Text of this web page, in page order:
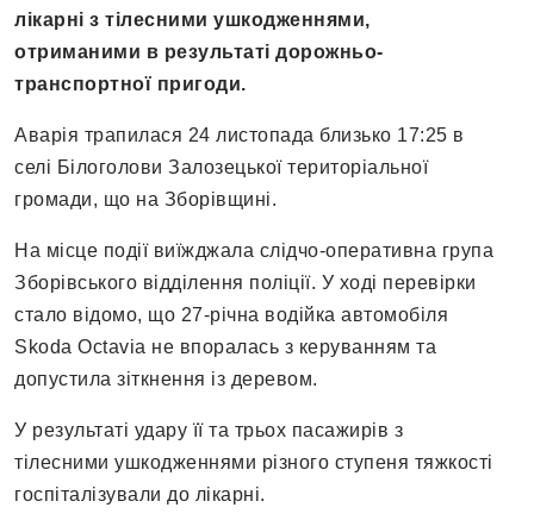
лікарні з тілесними ушкодженнями,
отриманими в результаті дорожньо-
транспортної пригоди.
Аварія трапилася 24 листопада близько 17:25 в
селі Білоголови Залозецької територіальної
громади, що на Зборівщині.
На місце події виїжджала слідчо-оперативна група
Зборівського відділення поліції. У ході перевірки
стало відомо, що 27-річна водійка автомобіля
Skoda Octavia не впоралась з керуванням та
допустила зіткнення із деревом.
У результаті удару її та трьох пасажирів з
тілесними ушкодженнями різного ступеня тяжкості
госпіталізували до лікарні.